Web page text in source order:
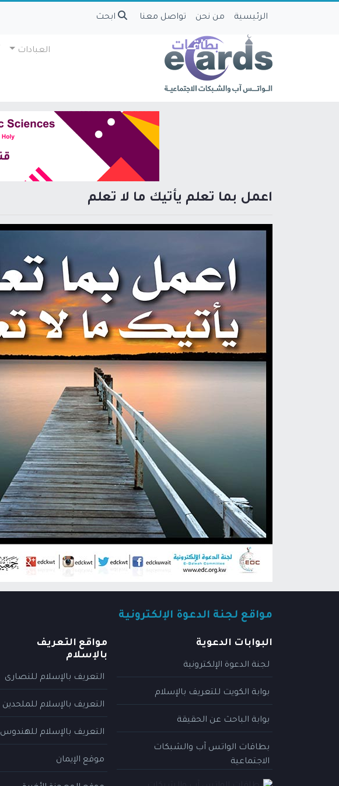
الرئيسية من نحن تواصل معنا ابحث
العبادات
اعمل بما تعلم يأتيك ما لا تعلم
مواقع لجنة الدعوة الإلكترونية
البوابات الدعوية
لجنة الدعوة الإلكترونية
بوابة الكويت للتعريف بالإسلام
بوابة الباحث عن الحقيقة
بطاقات الواتس آب والشبكات
الاجتماعية
مواقع التعريف
بالإسلام
التعريف بالإسلام للنصارى
التعريف بالإسلام للملحدين
التعريف بالإسلام للهندوس
موقع الإيمان